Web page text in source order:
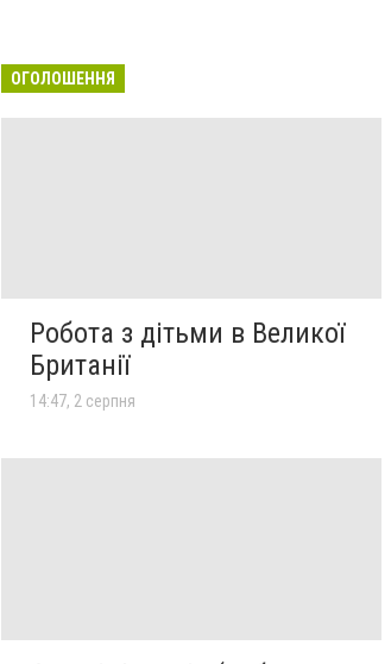
ОГОЛОШЕННЯ
Робота з дітьми в Великої
Британії
14:47, 2 серпня